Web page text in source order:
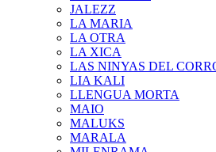
JALEZZ
LA MARIA
LA OTRA
LA XICA
LAS NINYAS DEL
LIA KALI
LLENGUA MORTA
MAIO
MALUKS
MARALA